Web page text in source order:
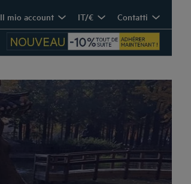
Il mio account IT/€ Contatti